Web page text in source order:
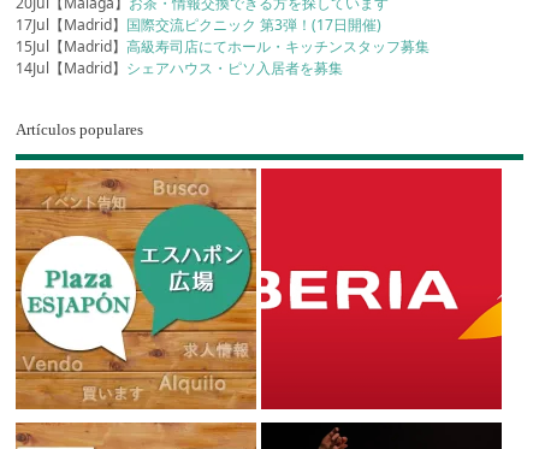
17Jul【Madrid】 国際交流ピクニック 第3弾！(17日開催)
15Jul【Madrid】高級寿司店にてホール・キッチンスタッフ募集
14Jul【Madrid】 シェアハウス・ピソ入居者を募集
Artículos populares